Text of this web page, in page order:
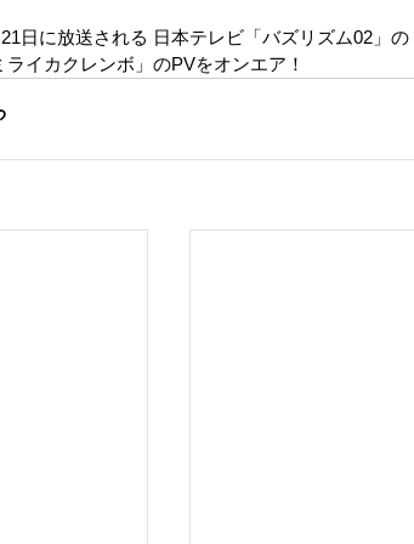
日に放送される 日本テレビ「バズリズム02」
ライカクレンボ」のPVをオンエア！